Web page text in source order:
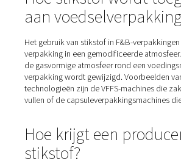
1.Het 'spoelt' zuurstof uit, wat een
voedselbederf. Zuurstof
de groei van bepaalde bacteriën.
2.Stikstof stabiliseert smaken en
elimineren.
3.Het is een superieur alternatief
delicate producten zoals chips,
gebakken/gebakken producten.
4.
Stikstof is een niet-chemisch
levensmiddelen.
5.Het wordt steeds populairder